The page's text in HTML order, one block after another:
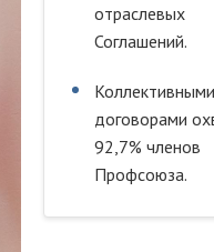
отраслевых
Соглашений.
Коллективными
договорами
92,7% членов
Профсоюза.